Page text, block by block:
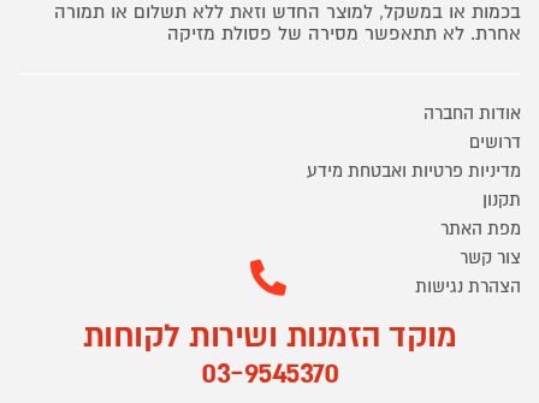
בכמות או במשקל, למוצר החדש וזאת ללא תשלום או תמורה
אחרת. לא תתאפשר מסירה של פסולת מזיקה
אודות החברה
דרושים
מדיניות פרטיות ואבטחת מידע
תקנון
מפת האתר
צור קשר
הצהרת נגישות
מוקד הזמנות ושירות לקוחות
03-9545370